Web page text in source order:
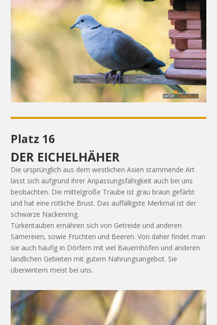
Platz 16
DER EICHELHÄHER
Die ursprünglich aus dem westlichen Asien stammende Art
lässt sich aufgrund ihrer Anpassungsfähigkeit auch bei uns
beobachten. Die mittelgroße Traube ist grau braun gefärbt
und hat eine rötliche Brust. Das auffälligste Merkmal ist der
schwarze Nackenring.
Türkentauben ernähren sich von Getreide und anderen
Sämereien, sowie Früchten und Beeren. Von daher findet man
sie auch häufig in Dörfern mit viel Bauernhöfen und anderen
ländlichen Gebieten mit gutem Nahrungsangebot. Sie
überwintern meist bei uns.